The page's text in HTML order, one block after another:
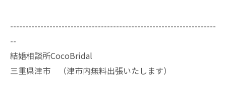
--------------------------------------------------------------------
--
結婚相談所CocoBridal
三重県津市 （津市内無料出張いたします）